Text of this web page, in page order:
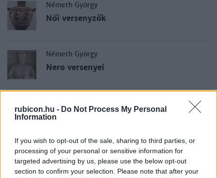
rubicon.hu - Do Not Process My Personal
Information
If you wish to opt-out of the sale, sharing to third parties, or
processing of your personal or sensitive information for
targeted advertising by us, please use the below opt-out
section to confirm your selection. Please note that after your
Németh György
Női versenyzők
Németh György
Nero versenyei
Bundák, botrányok
Németh György
Az olümpiai sportágak